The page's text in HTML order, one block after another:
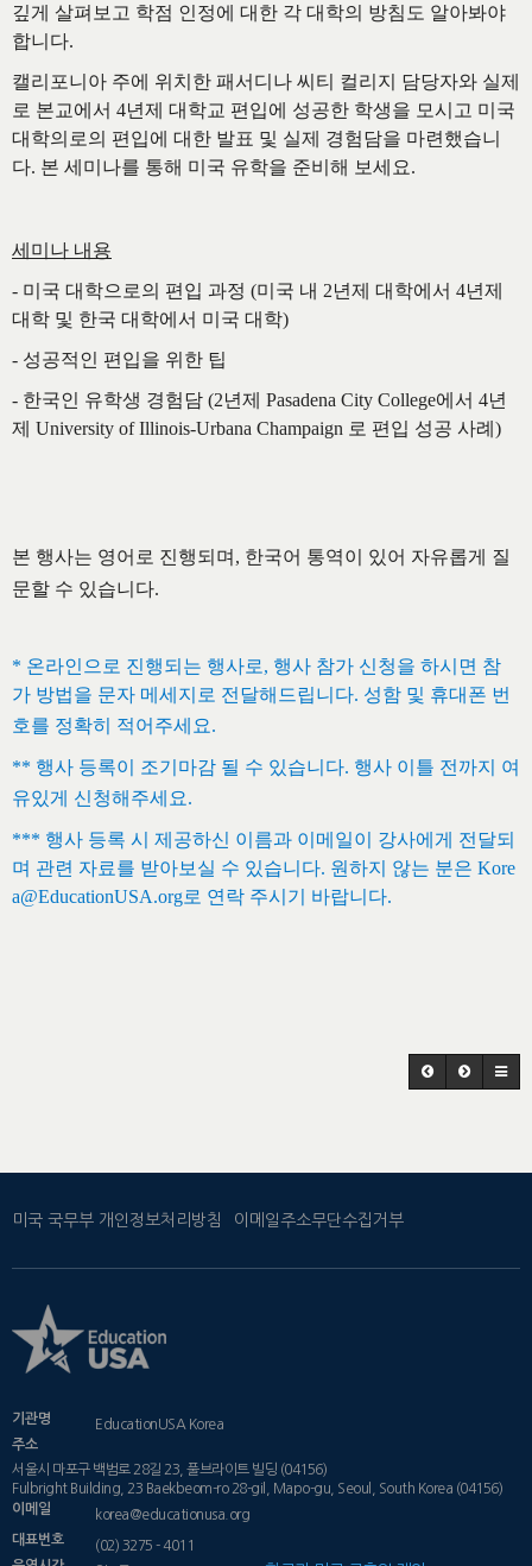
깊게 살펴보고 학점 인정에 대한 각 대학의 방침도 알아봐야
합니다.
캘리포니아 주에 위치한 패서디나 씨티 컬리지 담당자와 실제
로 본교에서 4년제 대학교 편입에 성공한 학생을 모시고 미국
대학의로의 편입에 대한 발표 및 실제 경험담을 마련했습니
다. 본 세미나를 통해 미국 유학을 준비해 보세요.
세미나 내용
- 미국 대학으로의 편입 과정 (미국 내 2년제 대학에서 4년제
대학 및 한국 대학에서 미국 대학)
- 성공적인 편입을 위한 팁
- 한국인 유학생 경험담 (2년제 Pasadena City College에서 4년
제 University of Illinois-Urbana Champaign 로 편입 성공 사례)
본 행사는 영어로 진행되며, 한국어 통역이 있어 자유롭게 질
문할 수 있습니다.
* 온라인으로 진행되는 행사로, 행사 참가 신청을 하시면 참
가 방법을 문자 메세지로 전달해드립니다. 성함 및 휴대폰 번
호를 정확히 적어주세요.
** 행사 등록이 조기마감 될 수 있습니다. 행사 이틀 전까지
여
유있게 신청해주세요.
*** 행사 등록 시 제공하신 이름과 이메일이 강사에게 전달되
며 관련 자료를 받아보실 수 있습니다. 원하지 않는 분은 Kore
a@EducationUSA.org로 연락 주시기 바랍니다.
미국 국무부 개인정보처리방침 이메일주소무단수집거부
기관명
EducationUSA Korea
주소
서울시 마포구 백범로 28길 23, 풀브라이트 빌딩 (04156)
Fulbright Building, 23 Baekbeom-ro 28-gil, Mapo-gu, Seoul, South Korea (04156)
이메일
korea@educationusa.org
대표번호
(02) 3275 - 4011